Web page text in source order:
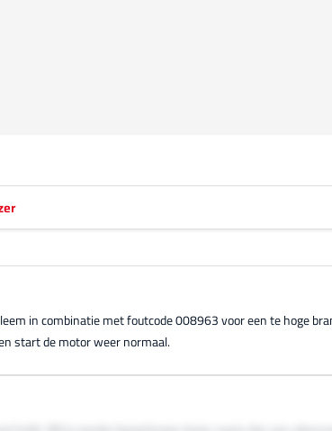
in combinatie met foutcode 008963 voor een te hoge
start de motor weer normaal.